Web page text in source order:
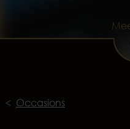
Occasions